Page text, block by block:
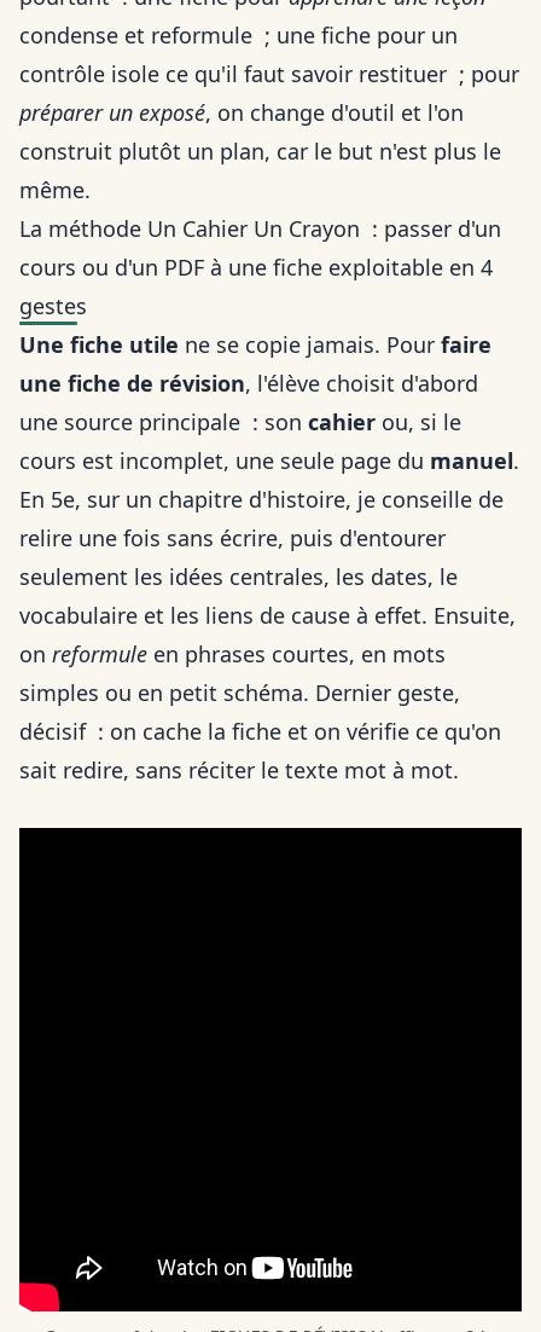
condense et reformule ; une fiche pour un
contrôle isole ce qu'il faut savoir restituer ; pour
préparer un exposé, on change d'outil et l'on
construit plutôt un plan, car le but n'est plus le
même.
La méthode Un Cahier Un Crayon : passer d'un
cours ou d'un PDF à une fiche exploitable en 4
gestes
Une fiche utile ne se copie jamais. Pour faire
une fiche de révision, l'élève choisit d'abord
une source principale : son cahier ou, si le
cours est incomplet, une seule page du manuel.
En 5e, sur un chapitre d'histoire, je conseille de
relire une fois sans écrire, puis d'entourer
seulement les idées centrales, les dates, le
vocabulaire et les liens de cause à effet. Ensuite,
on reformule en phrases courtes, en mots
simples ou en petit schéma. Dernier geste,
décisif : on cache la fiche et on vérifie ce qu'on
sait redire, sans réciter le texte mot à mot.